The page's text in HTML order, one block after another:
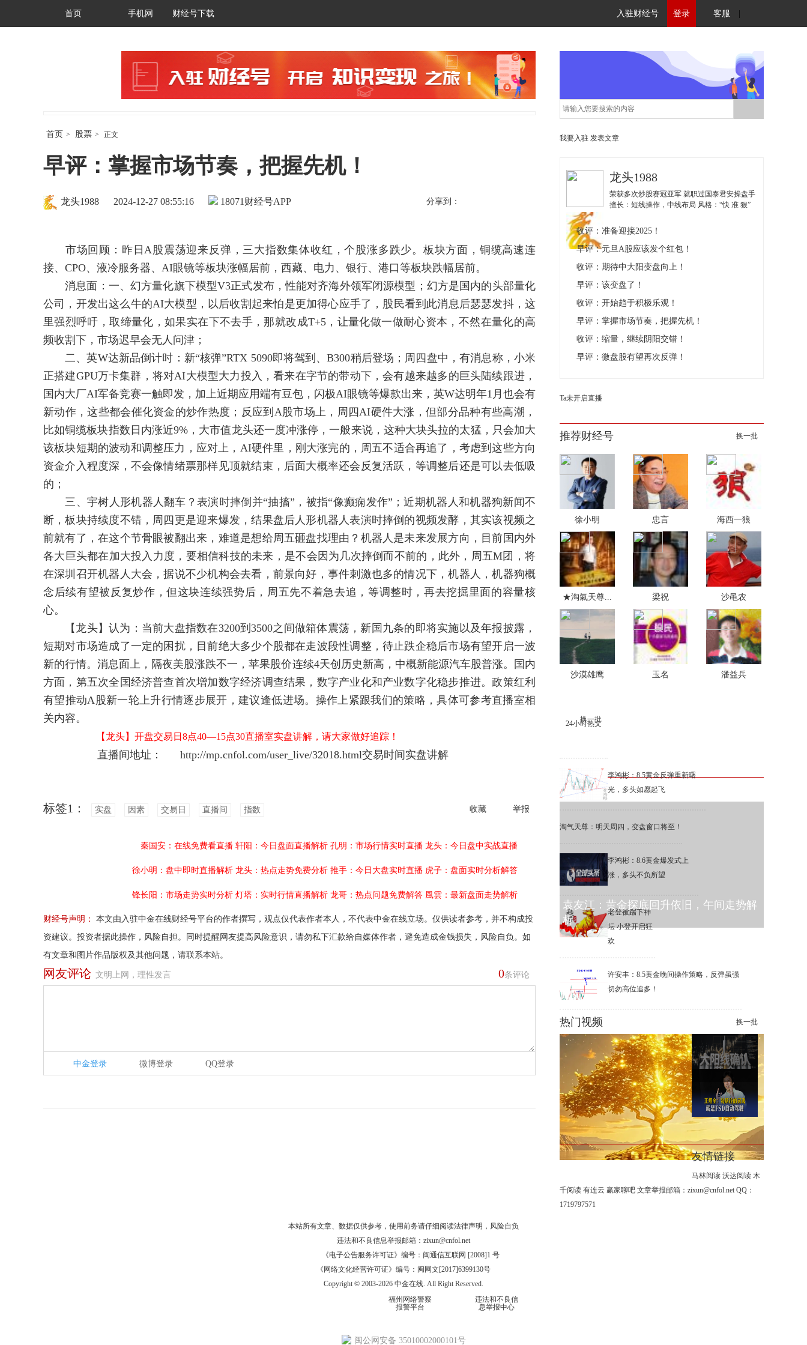
首页 手机网 财经号下载 入驻财经号 登录 客服
首页 > 股票 > 正文
早评：掌握市场节奏，把握先机！
财经号APP
龙头1988 2024-12-27 08:55:16 18071 分享到：
市场回顾：昨日A股震荡迎来反弹，三大指数集体收红，个股涨多跌少。板块方面，铜缆高速连
接、CPO、液冷服务器、AI眼镜等板块涨幅居前，西藏、电力、银行、港口等板块跌幅居前。
消息面：一、幻方量化旗下模型V3正式发布，性能对齐海外领军闭源模型；幻方是国内的头部量化
公司，开发出这么牛的AI大模型，以后收割起来怕是更加得心应手了，股民看到此消息后瑟瑟发抖，这
里强烈呼吁，取缔量化，如果实在下不去手，那就改成T+5，让量化做一做耐心资本，不然在量化的高
频收割下，市场迟早会无人问津；
二、英W达新品倒计时：新“核弹”RTX 5090即将驾到、B300稍后登场；周四盘中，有消息称，小米
正搭建GPU万卡集群，将对AI大模型大力投入，看来在字节的带动下，会有越来越多的巨头陆续跟进，
国内大厂AI军备竞赛一触即发，加上近期应用端有豆包，闪极AI眼镜等爆款出来，英W达明年1月也会有
新动作，这些都会催化资金的炒作热度；反应到A股市场上，周四AI硬件大涨，但部分品种有些高潮，
比如铜缆板块指数日内涨近9%，大市值龙头还一度冲涨停，一般来说，这种大块头拉的太猛，只会加大
该板块短期的波动和调整压力，应对上，AI硬件里，刚大涨完的，周五不适合再追了，考虑到这些方向
资金介入程度深，不会像情绪票那样见顶就结束，后面大概率还会反复活跃，等调整后还是可以去低吸
的；
三、宇树人形机器人翻车？表演时摔倒并“抽搐”，被指“像癫痫发作”；近期机器人和机器狗新闻不
断，板块持续度不错，周四更是迎来爆发，结果盘后人形机器人表演时摔倒的视频发酵，其实该视频之
前就有了，在这个节骨眼被翻出来，难道是想给周五砸盘找理由？机器人是未来发展方向，目前国内外
各大巨头都在加大投入力度，要相信科技的未来，是不会因为几次摔倒而不前的，此外，周五M团，将
在深圳召开机器人大会，据说不少机构会去看，前景向好，事件刺激也多的情况下，机器人，机器狗概
念后续有望被反复炒作，但这块连续强势后，周五先不着急去追，等调整时，再去挖掘里面的容量核
心。
【龙头】认为：当前大盘指数在3200到3500之间做箱体震荡，新国九条的即将实施以及年报披露，
短期对市场造成了一定的困扰，目前绝大多少个股都在走波段性调整，待止跌企稳后市场有望开启一波
新的行情。消息面上，隔夜美股涨跌不一，苹果股价连续4天创历史新高，中概新能源汽车股普涨。国内
方面，第五次全国经济普查首次增加数字经济调查结果，数字产业化和产业数字化稳步推进。政策红利
有望推动A股新一轮上升行情逐步展开，建议逢低进场。操作上紧跟我们的策略，具体可参考直播室相
关内容。
【龙头】开盘交易日8点40—15点30直播室实盘讲解，请大家做好追踪！
直播间地址： http://mp.cnfol.com/user_live/32018.html交易时间实盘讲解
收藏 举报
标签1： 实盘 因素 交易日 直播间 指数
秦国安：在线免费看直播 轩阳：今日盘面直播解析 孔明：市场行情实时直播 龙头：今日盘中实战直播
徐小明：盘中即时直播解析 龙头：热点走势免费分析 推手：今日大盘实时直播 虎子：盘面实时分析解答
锋长阳：市场走势实时分析 灯塔：实时行情直播解析 龙哥：热点问题免费解答 風雲：最新盘面走势解析
财经号声明：
本文由入驻中金在线财经号平台的作者撰写，观点仅代表作者本人，不代表中金在线立场。仅供读者参考，并不构成投
资建议。投资者据此操作，风险自担。同时提醒网友提高风险意识，请勿私下汇款给自媒体作者，避免造成金钱损失，风险自负。如
有文章和图片作品版权及其他问题，请联系本站。
0条评论
网友评论 文明上网，理性发言
中金登录 微博登录 QQ登录
我要入驻 发表文章
龙头1988
荣获多次炒股赛冠亚军 就职过国泰君安操盘手
擅长：短线操作，中线布局 风格：“快 准 狠”
人以鱼也授人以渔
收评：准备迎接2025！
早评：元旦A股应该发个红包！
收评：期待中大阳变盘向上！
早评：该变盘了！
收评：开始趋于积极乐观！
早评：掌握市场节奏，把握先机！
收评：缩量，继续阴阳交错！
早评：微盘股有望再次反弹！
Ta未开启直播
推荐财经号 换一批
徐小明 忠言 海西一狼
★淘氣天尊... 梁祝 沙黾农
沙漠雄鹰 玉名 潘益兵
24小时热文
换一批
李鸿彬：8.5黄金反弹重新曙
光，多头如愿起飞
淘气天尊：明天周四，变盘窗口将至！
李鸿彬：8.6黄金爆发式上
涨，多头不负所望
老登被踹下神
坛 小登开启狂
欢
许安丰：8.5黄金晚间操作策略，反弹虽强
切勿高位追多！
热门视频 换一批
袁友江：黄金探底回升依旧，午间走势解
析
贵金属大涨，这就是念念不忘
必有回响
8月6日-黄金这根大阳线出来之
后，我只做一个方向。
王煜全：特斯拉的灵魂就是
FSD自动驾驶
友情链接
马林阅读 沃达阅读 木
千阅读 有连云 赢家聊吧 文章举报邮箱：zixun@cnfol.net QQ：
1719797571
本站所有文章、数据仅供参考，使用前务请仔细阅读法律声明 ，风险自负
违法和不良信息举报邮箱： zixun@cnfol.net
《电子公告服务许可证》编号：闽通信互联网 [2008]1 号
《网络文化经营许可证》编号：闽网文[2017]6399130号
Copyright © 2003-2026 中金在线. All Right Reserved.
福州网络警察
报警平台
违法和不良信
息举报中心
闽公网安备 35010002000101号